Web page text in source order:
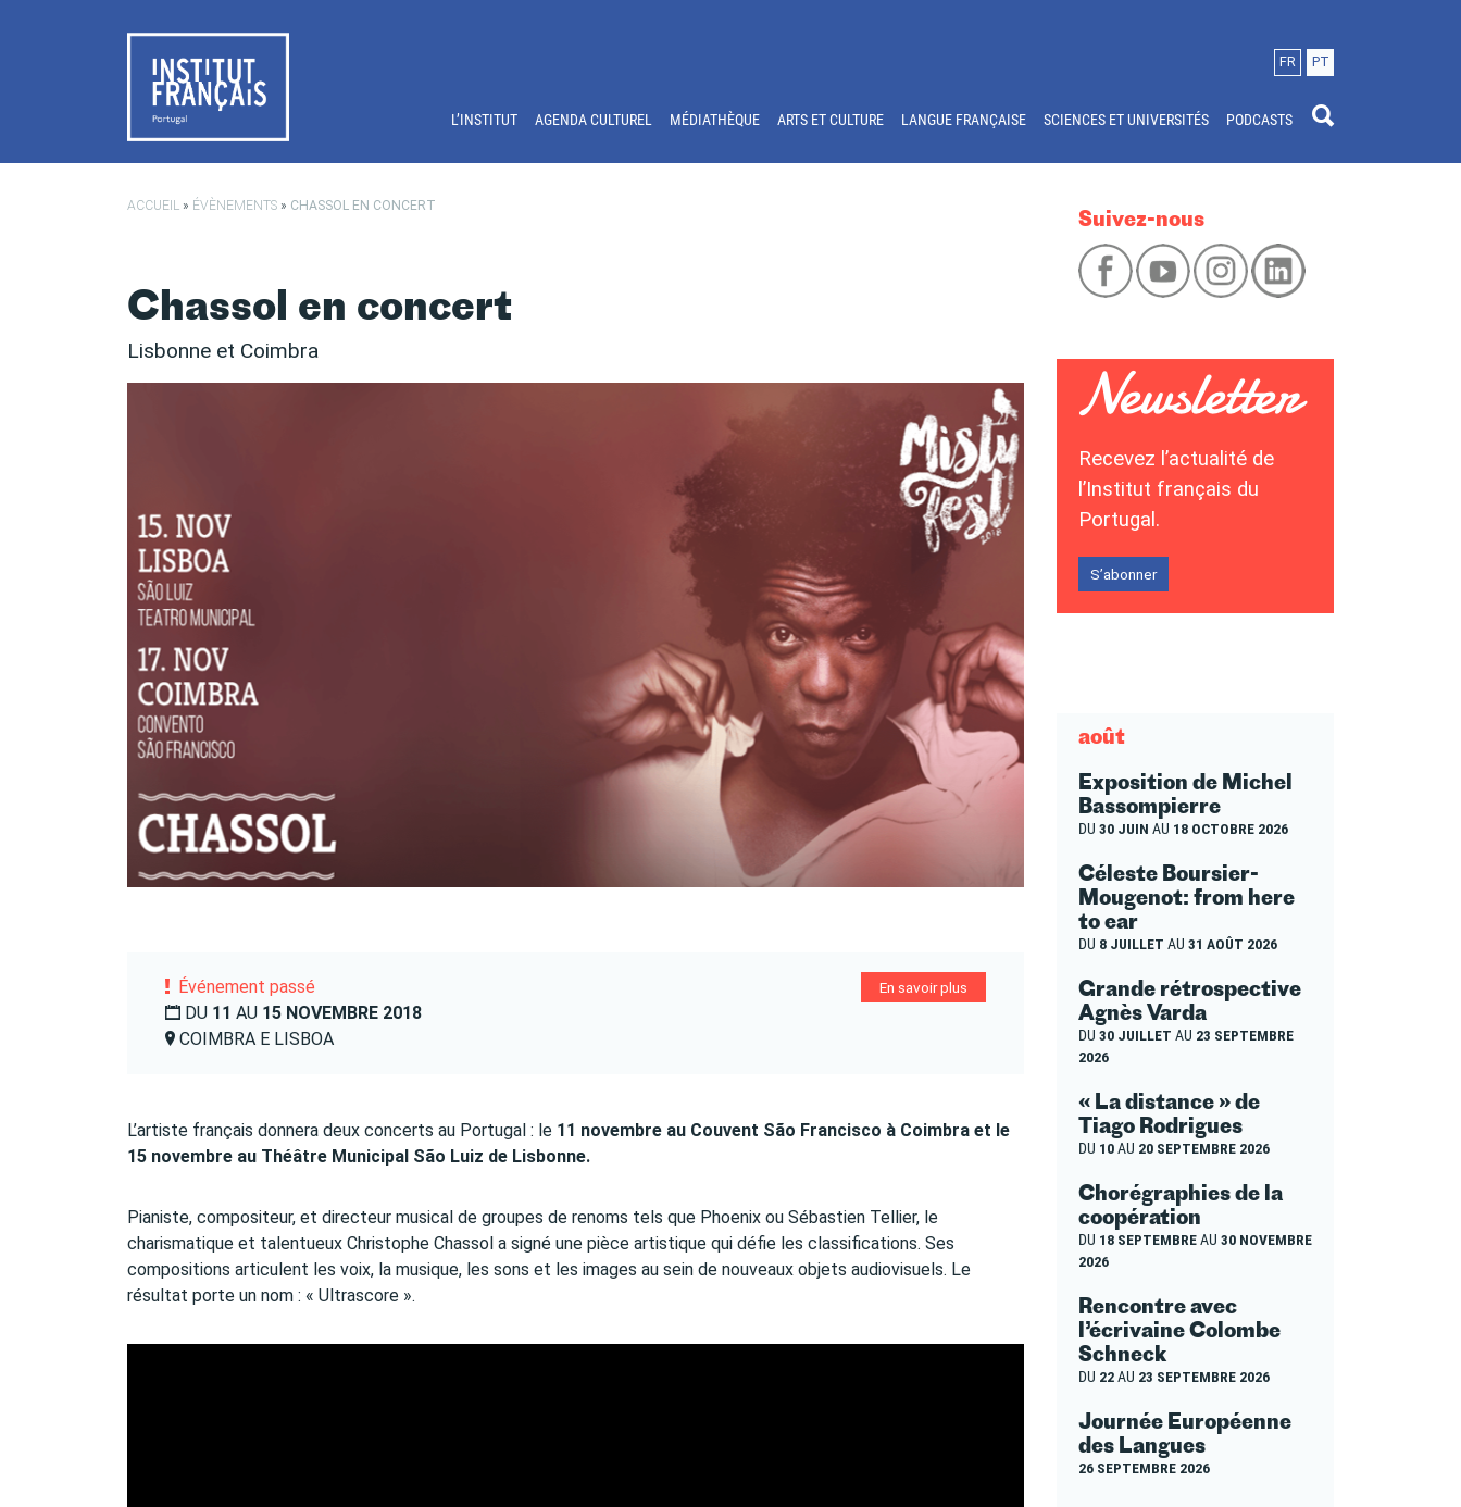
FR PT
L’INSTITUT AGENDA CULTUREL MÉDIATHÈQUE ARTS ET CULTURE LANGUE FRANÇAISE SCIENCES ET UNIVERSITÉS PODCASTS
ACCUEIL » ÉVÈNEMENTS » CHASSOL EN CONCERT
Chassol en concert
Lisbonne et Coimbra
Événement passé
DU 11 AU 15 NOVEMBRE 2018
COIMBRA E LISBOA
En savoir plus
L’artiste français donnera deux concerts au Portugal : le 11 novembre au Couvent São Francisco à Coimbra et le
15 novembre au Théâtre Municipal São Luiz de Lisbonne.
Pianiste, compositeur, et directeur musical de groupes de renoms tels que Phoenix ou Sébastien Tellier, le
charismatique et talentueux Christophe Chassol a signé une pièce artistique qui défie les classifications. Ses
compositions articulent les voix, la musique, les sons et les images au sein de nouveaux objets audiovisuels. Le
résultat porte un nom : « Ultrascore ».
Suivez-nous
Recevez l’actualité de
l’Institut français du
Portugal.
S’abonner
août
Exposition de Michel
Bassompierre
DU 30 JUIN AU 18 OCTOBRE 2026
Céleste Boursier-
Mougenot: from here
to ear
DU 8 JUILLET AU 31 AOÛT 2026
Grande rétrospective
Agnès Varda
DU 30 JUILLET AU 23 SEPTEMBRE
2026
« La distance » de
Tiago Rodrigues
DU 10AU 20 SEPTEMBRE 2026
Chorégraphies de la
coopération
DU 18 SEPTEMBREAU 30 NOVEMBRE
2026
Rencontre avec
l’écrivaine Colombe
Schneck
DU 22AU 23 SEPTEMBRE 2026
Journée Européenne
des Langues
26 SEPTEMBRE 2026